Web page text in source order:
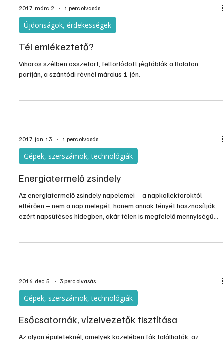
2017. márc. 2. 1 perc olvasás
Újdonságok, érdekességek
Tél emlékeztető?
Viharos szélben összetört, feltorlódott jégtáblák a Balaton
partján, a szántódi révnél március 1-jén.
2017. jan. 13. 1 perc olvasás
Gépek, szerszámok, technológiák
Energiatermelő zsindely
Az energiatermelő zsindely napelemei – a napkollektoroktól
eltérően – nem a nap melegét, hanem annak fényét hasznosítják,
ezért napsütéses hidegben, akár télen is megfelelő mennyiségű
2016. dec. 5. 3 perc olvasás
Gépek, szerszámok, technológiák
Esőcsatornák, vízelvezetők tisztítása
Az olyan épületeknél, amelyek közelében fák találhatók, az